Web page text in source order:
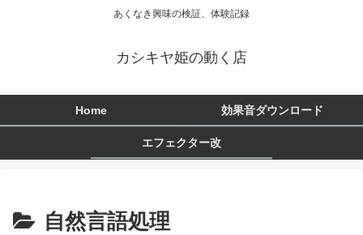
あくなき興味の検証、体験記録
カシキヤ姫の動く店
Home 効果音ダウンロード
エフェクター改
自然言語処理